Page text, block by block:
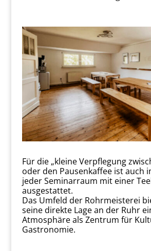
Für die „kleine Verpflegung
oder den Pausenkaffee ist auch
jeder Seminarraum mit einer
ausgestattet.
Das Umfeld der Rohrmeisterei
seine direkte Lage an der Ruhr
Atmosphäre als Zentrum für
Gastronomie.